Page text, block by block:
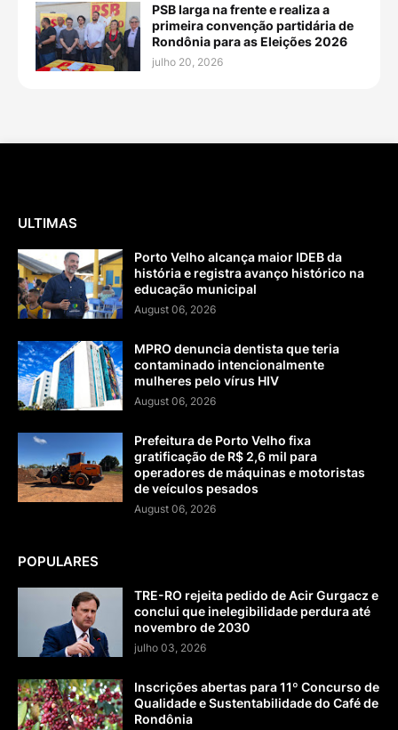
PSB larga na frente e realiza a
primeira convenção partidária de
Rondônia para as Eleições 2026
julho 20, 2026
ULTIMAS
Porto Velho alcança maior IDEB da
história e registra avanço histórico na
educação municipal
August 06, 2026
MPRO denuncia dentista que teria
contaminado intencionalmente
mulheres pelo vírus HIV
August 06, 2026
Prefeitura de Porto Velho fixa
gratificação de R$ 2,6 mil para
operadores de máquinas e motoristas
de veículos pesados
August 06, 2026
POPULARES
TRE-RO rejeita pedido de Acir Gurgacz e
conclui que inelegibilidade perdura até
novembro de 2030
julho 03, 2026
Inscrições abertas para 11º Concurso de
Qualidade e Sustentabilidade do Café de
Rondônia